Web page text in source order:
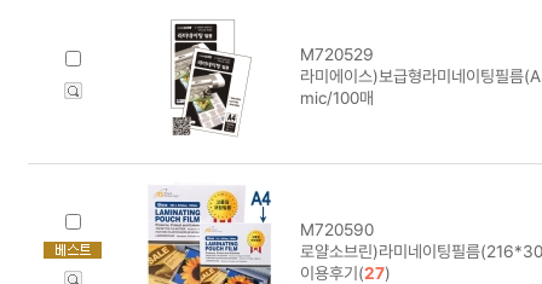
M720529
라미에이스)보급형라미네이팅필
mic/100매
M720590
로얄소브린)라미네이팅필름
이용후기(27)